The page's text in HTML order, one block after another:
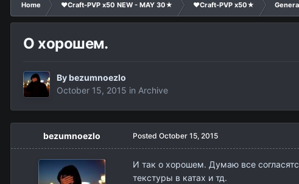
Home ❤Craft-PVP x50 NEW - MAY 30★ ❤Craft-PVP x50★
О хорошем.
By bezumnoezlo
October 15, 2015 in Archive
bezumnoezlo Posted October 15, 2015
И так о хорошем. Думаю все
текстуры в катах и тд.